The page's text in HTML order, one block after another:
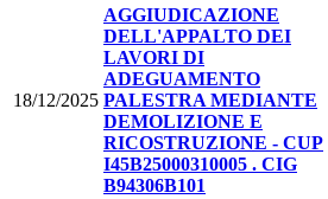
18/12/2025
AGGIUDICAZIONE
DELL'APPALTO DEI
LAVORI DI
ADEGUAMENTO
PALESTRA MEDIANTE
DEMOLIZIONE E
RICOSTRUZIONE - CUP
I45B25000310005 . CIG
B94306B101